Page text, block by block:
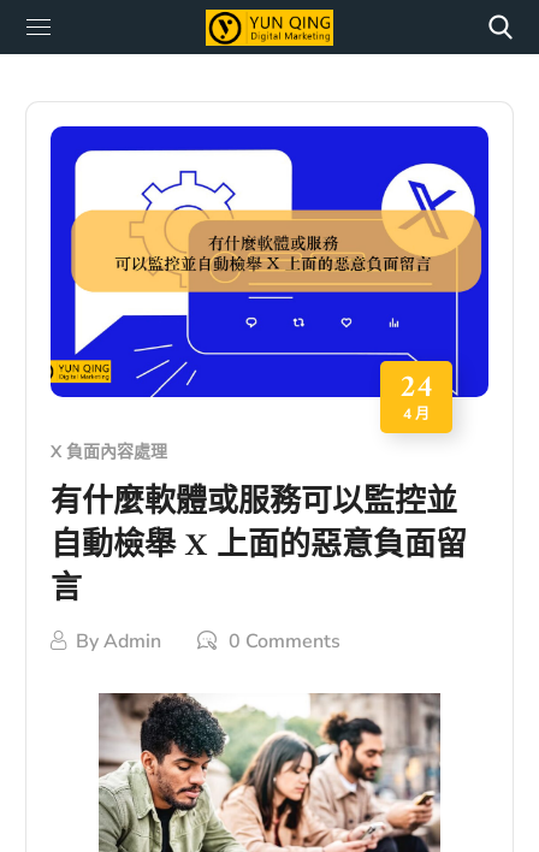
24
4 月
X 負面內容處理
有什麼軟體或服務可以監控並
自動檢舉 X 上面的惡意負面留
言
ByAdmin 0 Comments